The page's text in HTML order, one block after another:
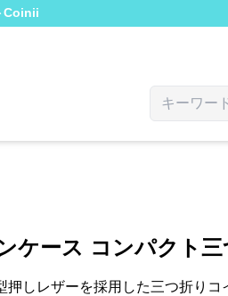
Coinii
ケース コンパクト
押しレザーを採用した三つ折り